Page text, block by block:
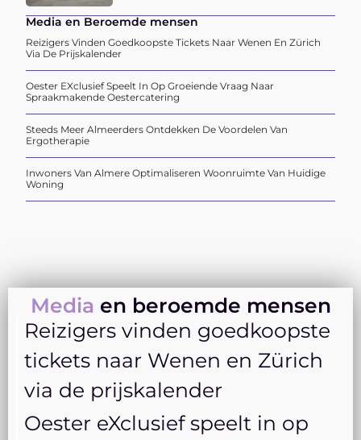
Media en Beroemde mensen
Reizigers Vinden Goedkoopste Tickets Naar Wenen En Zürich
Via De Prijskalender
Oester EXclusief Speelt In Op Groeiende Vraag Naar
Spraakmakende Oestercatering
Steeds Meer Almeerders Ontdekken De Voordelen Van
Ergotherapie
Inwoners Van Almere Optimaliseren Woonruimte Van Huidige
Woning
Media en beroemde mensen
Reizigers vinden goedkoopste
tickets naar Wenen en Zürich
via de prijskalender
Oester eXclusief speelt in op